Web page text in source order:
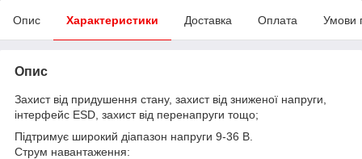
Опис Характеристики Доставка Оплата Умови
Опис
Захист від придушення стану, захист від зниженої напруги,
інтерфейс ESD, захист від перенапруги тощо;
Підтримує широкий діапазон напруги 9-36 В.
Струм навантаження: